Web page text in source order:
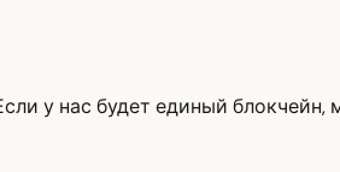
у нас будет единый